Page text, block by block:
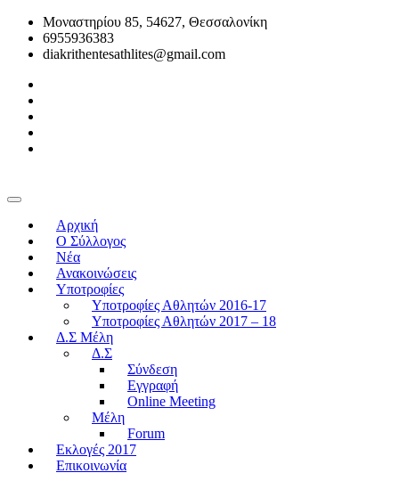
Μοναστηρίου 85, 54627, Θεσσαλονίκη
6955936383
diakrithentesathlites@gmail.com
Αρχική
O Σύλλογος
Νέα
Ανακοινώσεις
Υποτροφίες
Υποτροφίες Αθλητών 2016-17
Υποτροφίες Αθλητών 2017 – 18
Δ.Σ Μέλη
Δ.Σ
Σύνδεση
Εγγραφή
Online Meeting
Μέλη
Forum
Εκλογές 2017
Επικοινωνία